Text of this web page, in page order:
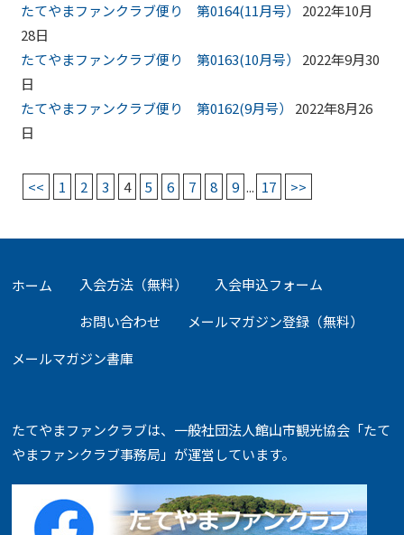
たてやまファンクラブ便り 第0164(11月号）
2022年10月
28日
たてやまファンクラブ便り 第0163(10月号）
2022年9月30
日
たてやまファンクラブ便り 第0162(9月号）
2022年8月26
日
<< 1 2 3 4 5 6 7 8 9 ... 17 >>
ホーム 入会方法（無料）
入会申込フォーム
お問い合わせ
メールマガジン登録（無料）
メールマガジン書庫
たてやまファンクラブは、一般社団法人館山市観光協会「たて
やまファンクラブ事務局」が運営しています。